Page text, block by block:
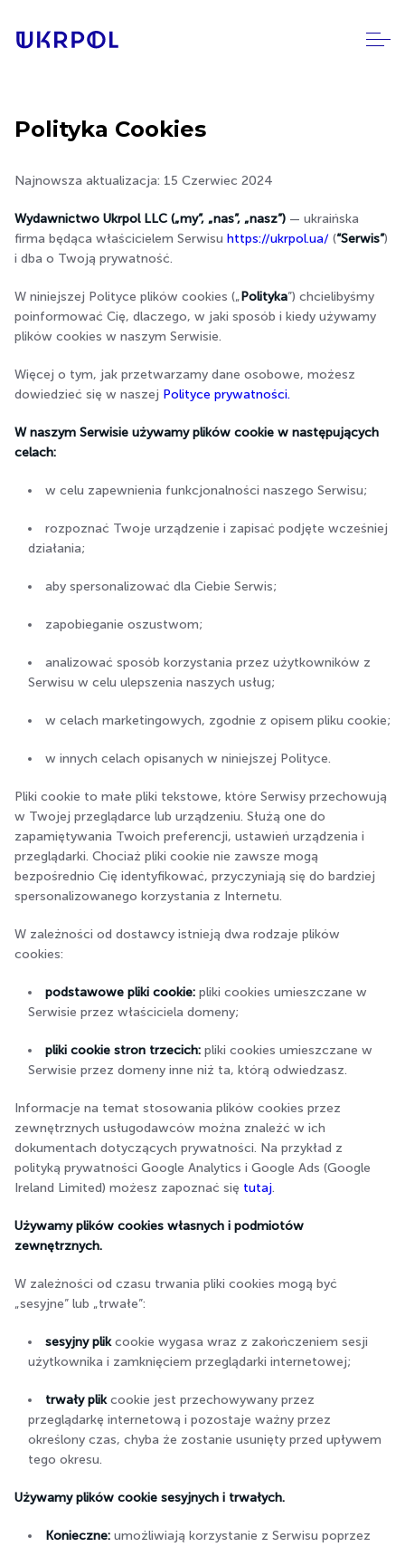
Polityka Cookies
Najnowsza aktualizacja: 15 Czerwiec 2024
Wydawnictwo Ukrpol LLC („my”, „nas”, „nasz”) — ukraińska
firma będąca właścicielem Serwisu https://ukrpol.ua/ (“Serwis”)
i dba o Twoją prywatność.
W niniejszej Polityce plików cookies („Polityka”) chcielibyśmy
poinformować Cię, dlaczego, w jaki sposób i kiedy używamy
plików cookies w naszym Serwisie.
Więcej o tym, jak przetwarzamy dane osobowe, możesz
dowiedzieć się w naszej Polityce prywatności.
W naszym Serwisie używamy plików cookie w następujących
celach:
w celu zapewnienia funkcjonalności naszego Serwisu;
rozpoznać Twoje urządzenie i zapisać podjęte wcześniej
działania;
aby spersonalizować dla Ciebie Serwis;
zapobieganie oszustwom;
analizować sposób korzystania przez użytkowników z
Serwisu w celu ulepszenia naszych usług;
w celach marketingowych, zgodnie z opisem pliku cookie;
w innych celach opisanych w niniejszej Polityce.
Pliki cookie to małe pliki tekstowe, które Serwisy przechowują
w Twojej przeglądarce lub urządzeniu. Służą one do
zapamiętywania Twoich preferencji, ustawień urządzenia i
przeglądarki. Chociaż pliki cookie nie zawsze mogą
bezpośrednio Cię identyfikować, przyczyniają się do bardziej
spersonalizowanego korzystania z Internetu.
W zależności od dostawcy istnieją dwa rodzaje plików
cookies:
podstawowe pliki cookie: pliki cookies umieszczane w
Serwisie przez właściciela domeny;
pliki cookie stron trzecich: pliki cookies umieszczane w
Serwisie przez domeny inne niż ta, którą odwiedzasz.
Informacje na temat stosowania plików cookies przez
zewnętrznych usługodawców można znaleźć w ich
dokumentach dotyczących prywatności. Na przykład z
polityką prywatności Google Analytics i Google Ads (Google
Ireland Limited) możesz zapoznać się tutaj.
Używamy plików cookies własnych i podmiotów
zewnętrznych.
W zależności od czasu trwania pliki cookies mogą być
„sesyjne” lub „trwałe”:
sesyjny plikcookie wygasa wraz z zakończeniem sesji
użytkownika i zamknięciem przeglądarki internetowej;
trwały plikcookie jest przechowywany przez
przeglądarkę internetową i pozostaje ważny przez
określony czas, chyba że zostanie usunięty przed upływem
tego okresu.
Używamy plików cookie sesyjnych i trwałych.
Konieczne: umożliwiają korzystanie z Serwisu poprzez